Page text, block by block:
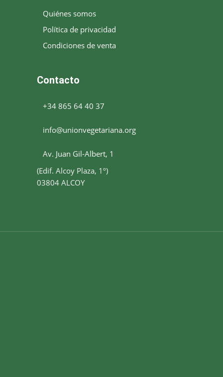
Quiénes somos
Política de privacidad
Condiciones de venta
Contacto
+34 865 64 40 37
info@unionvegetariana.org
Av. Juan Gil-Albert, 1
(Edif. Alcoy Plaza, 1º)
03804 ALCOY